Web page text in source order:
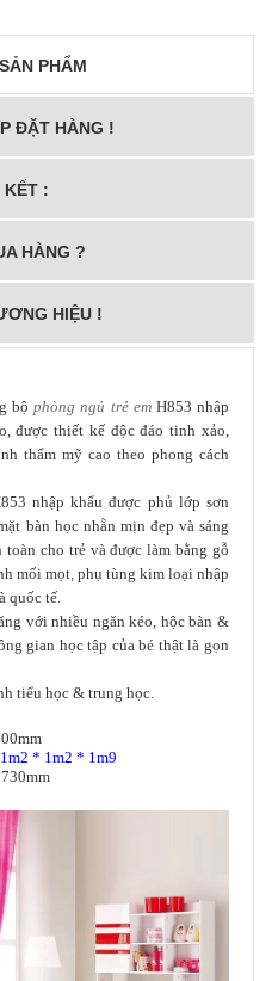
PHẨM
ĐẶT HÀNG !
KẾT :
HÀNG ?
HIỆU !
bộphòng ngủ trẻ emH853 nhập
được thiết kế độc đáo tinh xảo,
thẩm mỹ cao theo phong cách
nhập khẩu được phủ lớp sơn
bàn học nhẵn mịn đẹp và sáng
toàn cho trẻvà được làm bằng gỗ
mối mọt, phụ tùng kim loại nhập
quốc tế.
với nhiều ngăn kéo, hộc bàn &
gian học tập của bé thật là gọn
tiểu học & trung học.
* 1m2 * 1m9